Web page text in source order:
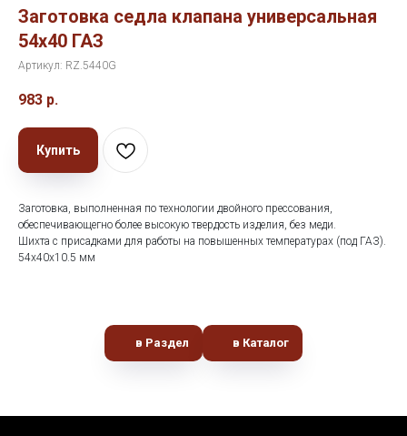
Заготовка седла клапана универсальная
54х40 ГАЗ
Артикул: RZ.5440G
983 р.
Купить
Заготовка, выполненная по технологии двойного прессования,
обеспечивающегно более высокую твердость изделия, без меди.
Шихта с присадками для работы на повышенных температурах (под ГАЗ).
54х40х10.5 мм
в Раздел в Каталог